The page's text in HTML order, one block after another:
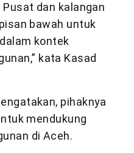
dan kalangan
bawah untuk
kontek
kata Kasad
pihaknya
mendukung
di Aceh.